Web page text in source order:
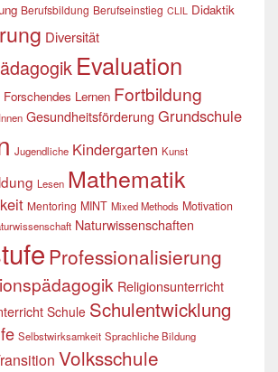
Berufsbildung Berufseinstieg CLIL Didaktik
Diversität
Evaluation
Forschendes Lernen Fortbildung
Gesundheitsförderung Grundschule
Jugendliche Kindergarten Kunst
Lesen Mathematik
Mentoring MINT Mixed Methods Motivation
Naturwissenschaften
Professionalisierung
Religionsunterricht
Schule Schulentwicklung
Selbstwirksamkeit Sprachliche Bildung
Volksschule